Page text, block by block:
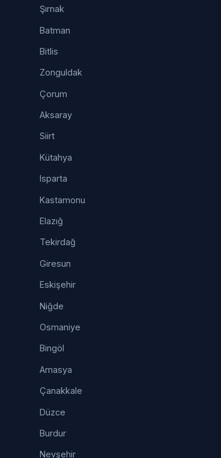
Şırnak
Batman
Bitlis
Zonguldak
Çorum
Aksaray
Siirt
Kütahya
Isparta
Kastamonu
Elazığ
Tekirdağ
Giresun
Eskişehir
Niğde
Osmaniye
Bingöl
Amasya
Çanakkale
Düzce
Burdur
Nevşehir